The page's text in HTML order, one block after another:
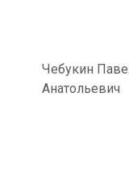
Чебукин
Анатольевич